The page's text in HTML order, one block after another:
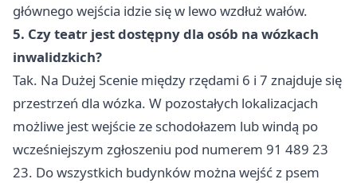
głównego wejścia idzie się w lewo wzdłuż wałów.
5. Czy teatr jest dostępny dla osób na wózkach
inwalidzkich?
Tak. Na Dużej Scenie między rzędami 6 i 7 znajduje się
przestrzeń dla wózka. W pozostałych lokalizacjach
możliwe jest wejście ze schodołazem lub windą po
wcześniejszym zgłoszeniu pod numerem 91 489 23
23. Do wszystkich budynków można wejść z psem